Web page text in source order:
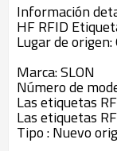
Información
HF RFID
Lugar de
Marca: SLON
Número de
Las etiquetas
Las etiquetas
Tipo : Nuevo